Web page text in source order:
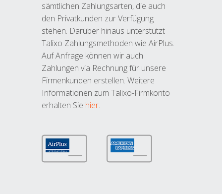
sämtlichen Zahlungsarten, die auch
den Privatkunden zur Verfügung
stehen. Darüber hinaus unterstützt
Talixo Zahlungsmethoden wie AirPlus.
Auf Anfrage können wir auch
Zahlungen via Rechnung für unsere
Firmenkunden erstellen. Weitere
Informationen zum Talixo-Firmkonto
erhalten Sie hier.